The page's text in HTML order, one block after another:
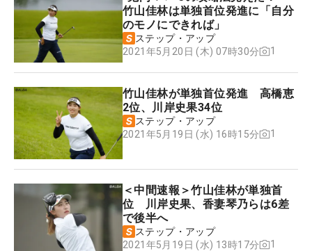
竹山佳林は単独首位発進に「自分
のモノにできれば」
ステップ・アップ
2021年5月20日 (木) 07時30分
1
竹山佳林が単独首位発進 高橋恵
2位、川岸史果34位
ステップ・アップ
2021年5月19日 (水) 16時15分
1
＜中間速報＞竹山佳林が単独首
位 川岸史果、香妻琴乃らは6差
で後半へ
ステップ・アップ
2021年5月19日 (水) 13時17分
1